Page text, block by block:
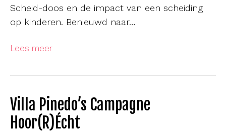
Scheid-doos en de impact van een scheiding
op kinderen. Benieuwd naar…
Lees meer
Villa Pinedo’s Campagne
Hoor(r)écht